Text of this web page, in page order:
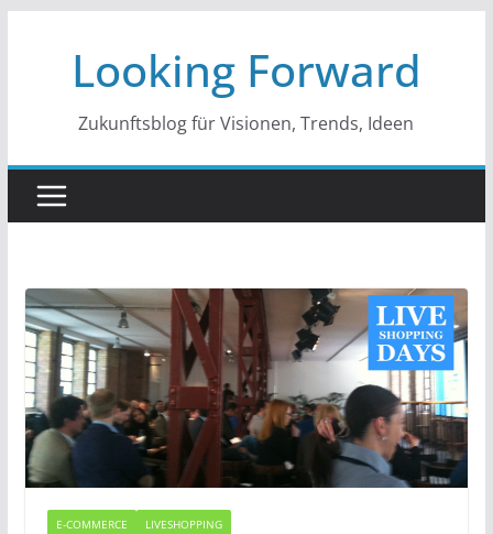
springenLooking Forward
Zukunftsblog für Visionen, Trends, Ideen
E-COMMERCE LIVESHOPPING